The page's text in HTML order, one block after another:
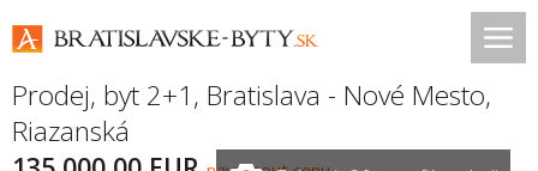
Prodej, byt 2+1, Bratislava - Nové Mesto,
Riazanská